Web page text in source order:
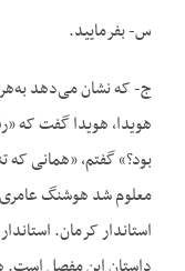
س- بفرمایید.
ج- که نشان می‌دهد
هویدا، هویدا گفت که
بود؟» گفتم، «همانی که
معلوم شد هوشنگ
استاندار کرمان.